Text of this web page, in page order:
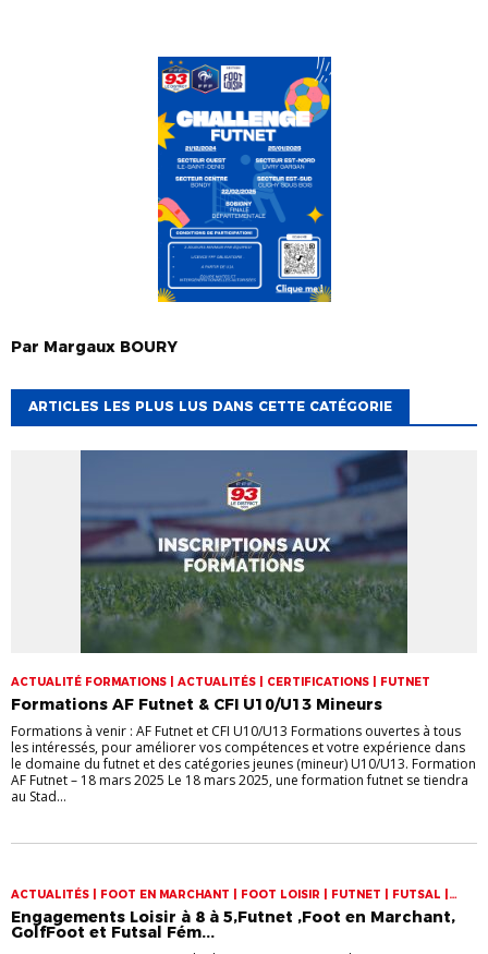
Par Margaux BOURY
ARTICLES LES PLUS LUS DANS CETTE CATÉGORIE
ACTUALITÉ FORMATIONS | ACTUALITÉS | CERTIFICATIONS | FUTNET
Formations AF Futnet & CFI U10/U13 Mineurs
Formations à venir : AF Futnet et CFI U10/U13 Formations ouvertes à tous
les intéressés, pour améliorer vos compétences et votre expérience dans
le domaine du futnet et des catégories jeunes (mineur) U10/U13. Formation
AF Futnet – 18 mars 2025 Le 18 mars 2025, une formation futnet se tiendra
au Stad...
ACTUALITÉS | FOOT EN MARCHANT | FOOT LOISIR | FUTNET | FUTSAL |
GOLF FOOT
Engagements Loisir à 8 à 5,Futnet ,Foot en Marchant,
GolfFoot et Futsal Fém...